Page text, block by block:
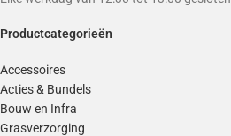
Productcategorieën
Accessoires
Acties & Bundels
Bouw en Infra
Grasverzorging